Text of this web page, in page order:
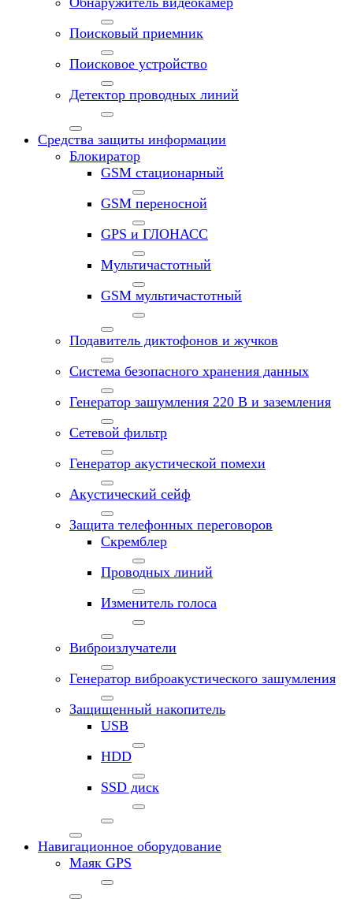
Поисковый приемник
Поисковое устройство
Детектор проводных линий
Средства защиты информации
Блокиратор
GSM стационарный
GSM переносной
GPS и ГЛОНАСС
Мультичастотный
GSM мультичастотный
Подавитель диктофонов и жучков
Система безопасного хранения данных
Генератор зашумления 220 В и заземления
Сетевой фильтр
Генератор акустической помехи
Акустический сейф
Защита телефонных переговоров
Скремблер
Проводных линий
Изменитель голоса
Виброизлучатели
Генератор виброакустического зашумления
Защищенный накопитель
USB
HDD
SSD диск
Навигационное оборудование
Маяк GPS